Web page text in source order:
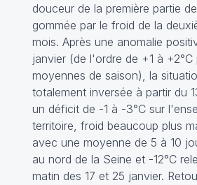
douceur de la première partie
gommée par le froid de la
mois. Après une anomalie
janvier (de l'ordre de +1 à
moyennes de saison), la
totalement inversée à partir du
un déficit de -1 à -3°C sur
territoire, froid beaucoup plus
avec une moyenne de 5 à 10
au nord de la Seine et -12°C
matin des 17 et 25 janvier.